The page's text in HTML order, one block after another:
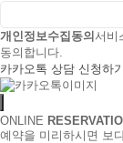
개인정보수집동의 서비
동의합니다.
카카오톡 상담 신청하기
ONLINE
예약을 미리하시면 보